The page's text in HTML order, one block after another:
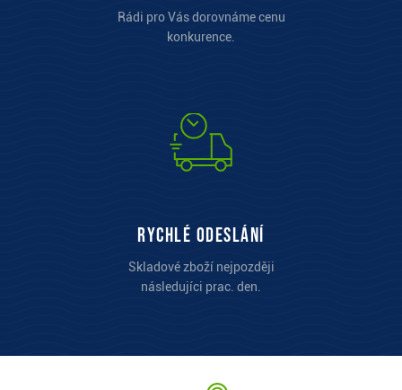
Rádi pro Vás dorovnáme cenu
konkurence.
Rychlé odeslání
Skladové zboží nejpozději
následujíci prac. den.